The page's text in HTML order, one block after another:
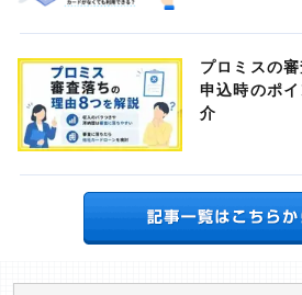
プロミスの
申込時のポ
介